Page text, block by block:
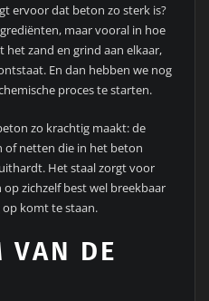
ervoor dat beton zo sterk is?
maar vooral in hoe
het zand en grind aan elkaar,
En dan hebben we nog
proces te starten.
zo krachtig maakt: de
of netten die in het beton
Het staal zorgt voor
zichzelf best wel breekbaar
op komt te staan.
VAN DE